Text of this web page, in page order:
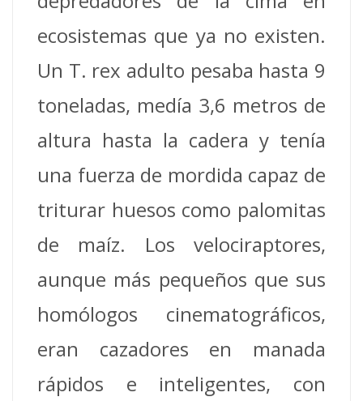
ecosistemas que ya no existen.
Un T. rex adulto pesaba hasta 9
toneladas, medía 3,6 metros de
altura hasta la cadera y tenía
una fuerza de mordida capaz de
triturar huesos como palomitas
de maíz. Los velociraptores,
aunque más pequeños que sus
homólogos cinematográficos,
eran cazadores en manada
rápidos e inteligentes, con